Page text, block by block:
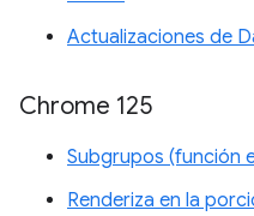
Actualizaciones de
Chrome 125
Subgrupos (función
Renderiza en la